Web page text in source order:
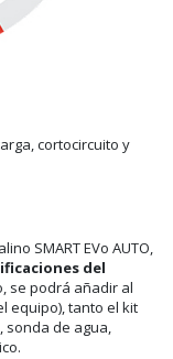
cortocircuito y
SMART EVo AUTO,
del
se podrá añadir al
equipo), tanto el kit
sonda de agua,